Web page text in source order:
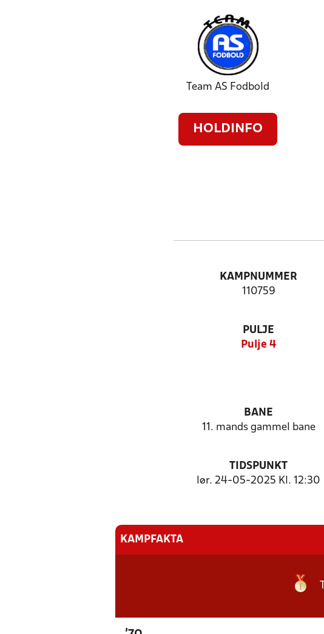
Team AS Fodbold
HOLDINFO
KAMPNUMMER
110759
PULJE
Pulje 4
BANE
11. mands gammel bane
TIDSPUNKT
lør. 24-05-2025 Kl. 12:30
KAMPFAKTA